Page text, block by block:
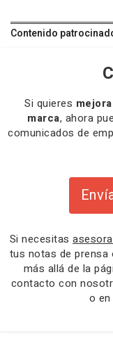
Contenido
Si quieres
marca, ahora
comunicados de
Si necesitas
tus notas de prensa
más allá de la
contacto con
o